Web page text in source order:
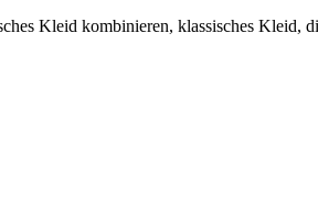
Kleid kombinieren, klassisches Kleid,